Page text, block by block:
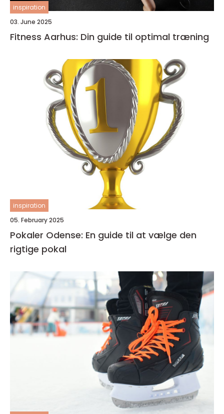
inspiration
03. June 2025
Fitness Aarhus: Din guide til optimal træning
inspiration
05. February 2025
Pokaler Odense: En guide til at vælge den
rigtige pokal